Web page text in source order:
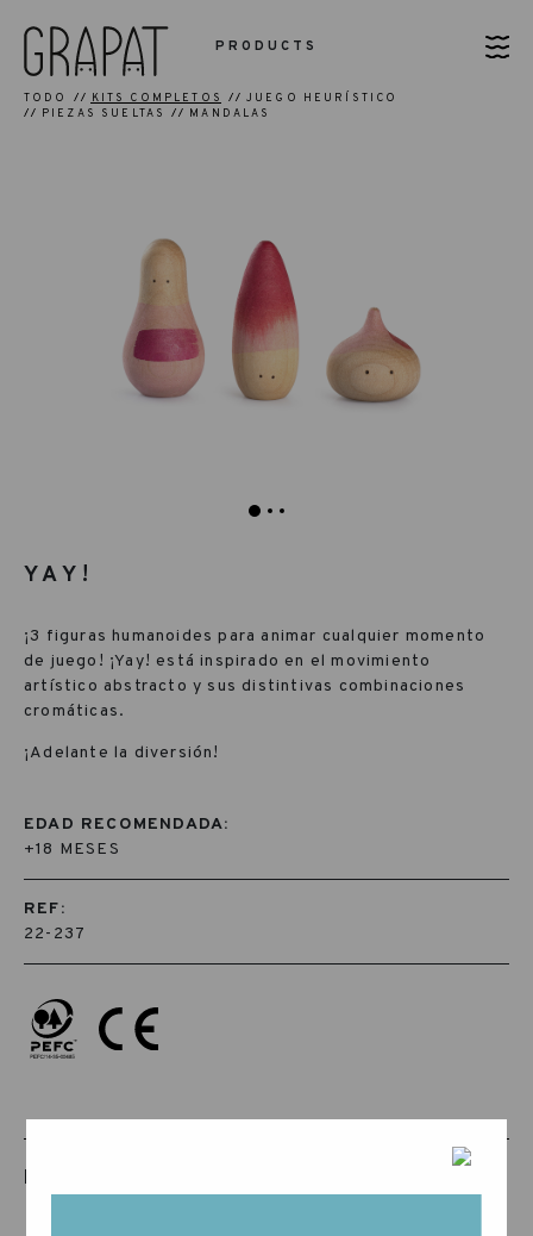
PRODUCTS
TODO KITS COMPLETOS
JUEGO HEURÍSTICO
PIEZAS SUELTAS
MANDALAS
YAY!
¡3 figuras humanoides para animar cualquier momento
de juego! ¡Yay! está inspirado en el movimiento
artístico abstracto y sus distintivas combinaciones
cromáticas.
¡Adelante la diversión!
EDAD RECOMENDADA:
+18 MESES
REF:
22-237
PRODUCTOS RELACIONADOS